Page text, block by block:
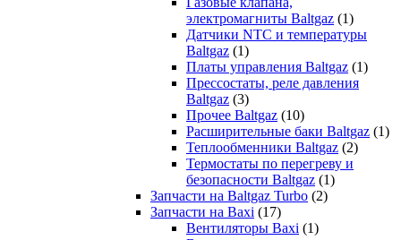
электромагниты Baltgaz (1)
Датчики NTC и температуры
Baltgaz (1)
Платы управления Baltgaz (1)
Прессостаты, реле давления
Baltgaz (3)
Прочее Baltgaz (10)
Расширительные баки Baltgaz (1)
Теплообменники Baltgaz (2)
Термостаты по перегреву и
безопасности Baltgaz (1)
Запчасти на Baltgaz Turbo (2)
Запчасти на Baxi (17)
Вентиляторы Baxi (1)